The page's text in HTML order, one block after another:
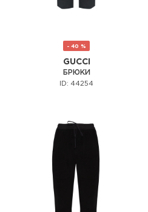
- 40 %
GUCCI
БРЮКИ
ID: 44254